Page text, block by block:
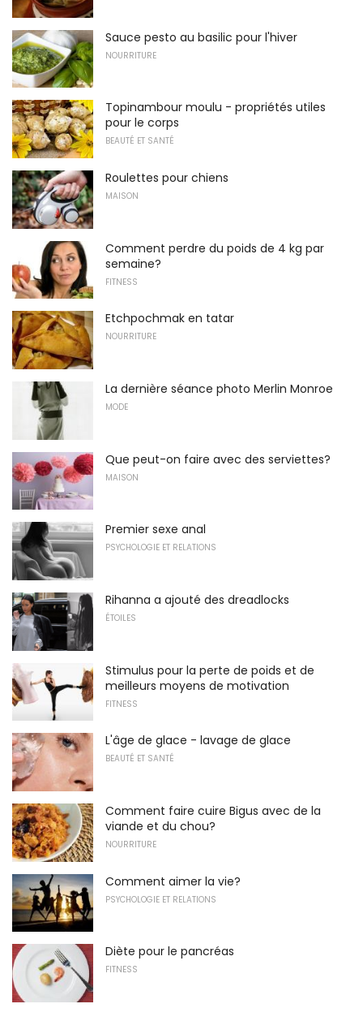
Sauce pesto au basilic pour l'hiver
NOURRITURE
Topinambour moulu - propriétés utiles
pour le corps
BEAUTÉ ET SANTÉ
Roulettes pour chiens
MAISON
Comment perdre du poids de 4 kg par
semaine?
FITNESS
Etchpochmak en tatar
NOURRITURE
La dernière séance photo Merlin Monroe
MODE
Que peut-on faire avec des serviettes?
MAISON
Premier sexe anal
PSYCHOLOGIE ET RELATIONS
Rihanna a ajouté des dreadlocks
ÉTOILES
Stimulus pour la perte de poids et de
meilleurs moyens de motivation
FITNESS
L'âge de glace - lavage de glace
BEAUTÉ ET SANTÉ
Comment faire cuire Bigus avec de la
viande et du chou?
NOURRITURE
Comment aimer la vie?
PSYCHOLOGIE ET RELATIONS
Diète pour le pancréas
FITNESS